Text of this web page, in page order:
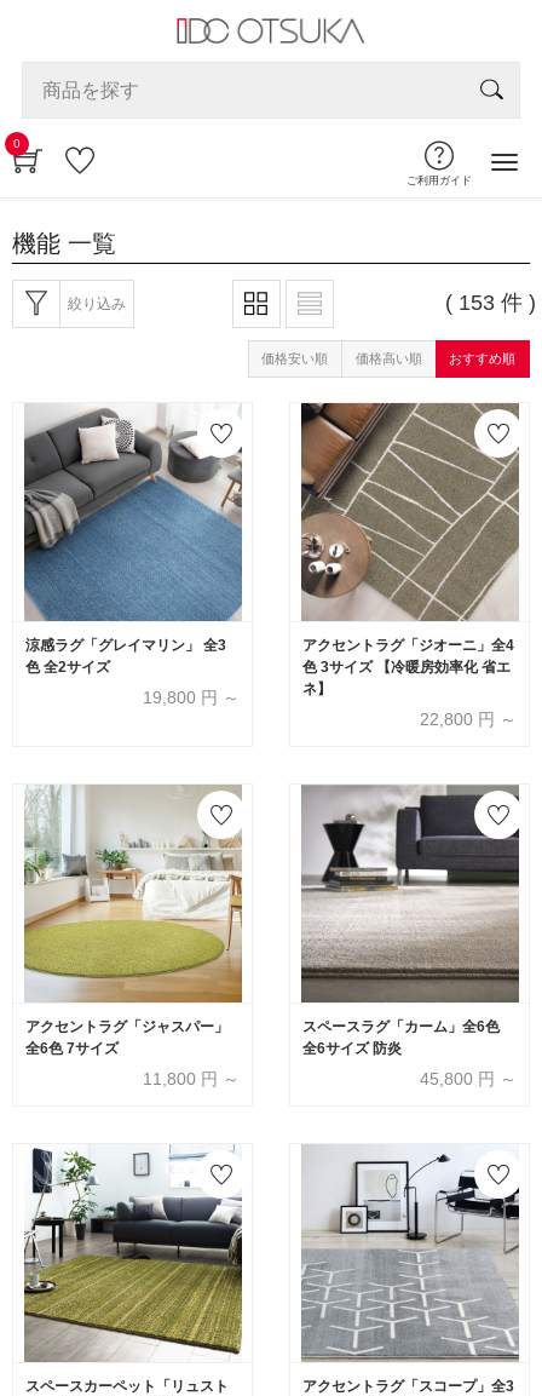
0
ご利用ガイド
機能 一覧
絞り込み ( 153 件 )
価格安い順 価格高い順 おすすめ順
涼感ラグ「グレイマリン」 全3
色 全2サイズ
19,800 円 ～
アクセントラグ「ジオーニ」全4
色 3サイズ 【冷暖房効率化 省エ
ネ】
22,800 円 ～
アクセントラグ「ジャスパー」
全6色 7サイズ
11,800 円 ～
スペースラグ「カーム」全6色
全6サイズ 防炎
45,800 円 ～
スペースカーペット「リュスト
アクセントラグ「スコープ」全3